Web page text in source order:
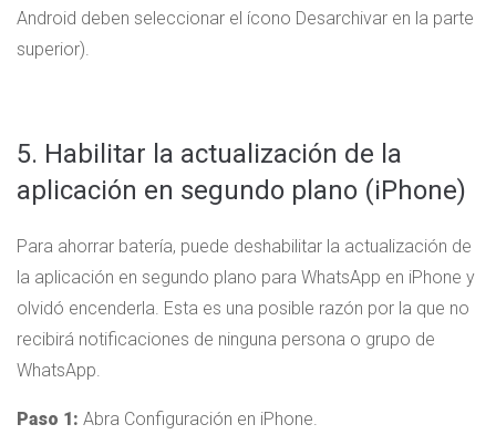
Android deben seleccionar el ícono Desarchivar en la parte
superior).
5. Habilitar la actualización de la
aplicación en segundo plano (iPhone)
Para ahorrar batería, puede deshabilitar la actualización de
la aplicación en segundo plano para WhatsApp en iPhone y
olvidó encenderla. Esta es una posible razón por la que no
recibirá notificaciones de ninguna persona o grupo de
WhatsApp.
Paso 1: Abra Configuración en iPhone.